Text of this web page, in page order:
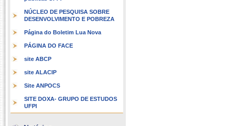
NÚCLEO DE PESQUISA SOBRE
DESENVOLVIMENTO E POBREZA
Página do Boletim Lua Nova
PÁGINA DO FACE
site ABCP
site ALACIP
Site ANPOCS
SITE DOXA- GRUPO DE ESTUDOS
UFPI